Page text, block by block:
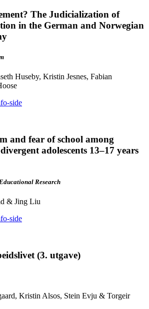
The Judicialization of
in the German and Norwegian
Huseby, Kristin Jesnes, Fabian
side
and fear of school among
adolescents 13–17 years
Research
& Jing Liu
side
(3. utgave)
Kristin Alsos, Stein Evju & Torgeir